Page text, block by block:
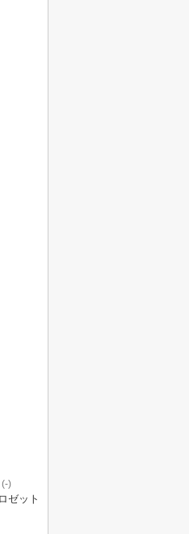
(-)
ゼット